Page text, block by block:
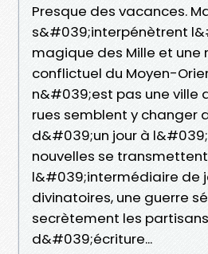
Presque des vacances.
s&#039;interpénètrent
magique des Mille et une
conflictuel du Moyen-
n&#039;est pas une ville
rues semblent y changer
d&#039;un jour à
nouvelles se
l&#039;intermédiaire de
divinatoires, une guerre
secrètement les
d&#039;écriture...